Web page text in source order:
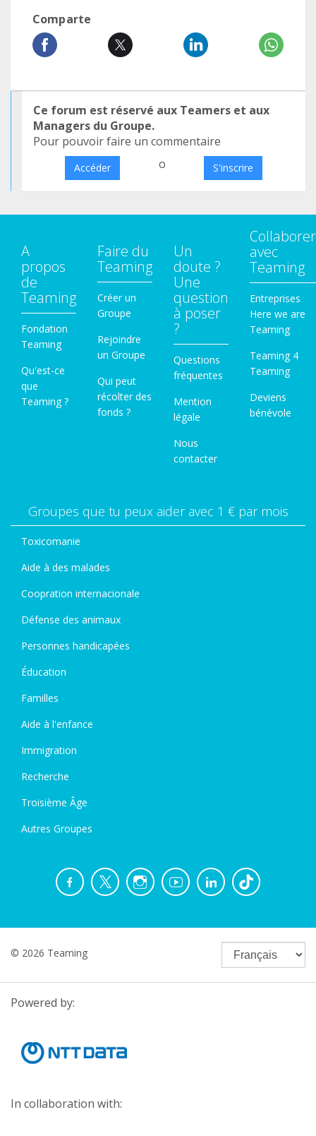
Comparte
Ce forum est réservé aux Teamers et aux
Managers du Groupe.
Pour pouvoir faire un commentaire
Accéder o S'inscrire
A
propos
de
Teaming
Fondation
Teaming
Qu'est-ce
que
Teaming ?
Faire du
Teaming
Créer un
Groupe
Rejoindre
un Groupe
Qui peut
récolter des
fonds ?
Un
doute ?
Une
question
à poser
?
Questions
fréquentes
Mention
légale
Nous
contacter
Collaborer
avec
Teaming
Entreprises
Here we are
Teaming
Teaming 4
Teaming
Deviens
bénévole
Groupes que tu peux aider avec 1 € par mois
Toxicomanie
Aide à des malades
Coopration internacionale
Défense des animaux
Personnes handicapées
Éducation
Familles
Aide à l'enfance
Immigration
Recherche
Troisième Âge
Autres Groupes
© 2026 Teaming
Powered by:
In collaboration with: